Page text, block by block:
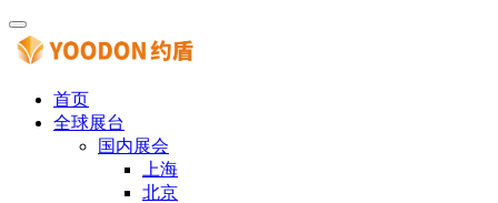
首页
全球展台
国内展会
上海
北京